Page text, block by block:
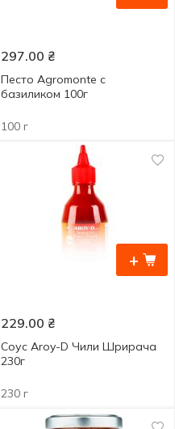
297.00 ₴
Песто Agromonte с
базиликом 100г
100 г
+
229.00 ₴
Соус Aroy-D Чили Шрирача
230г
230 г